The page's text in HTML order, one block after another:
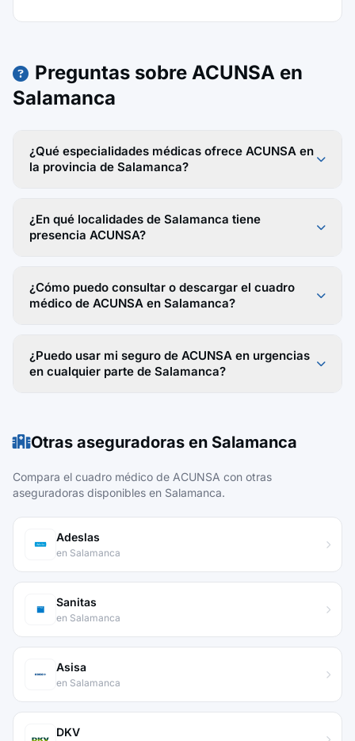
Preguntas sobre ACUNSA en
Salamanca
¿Qué especialidades médicas ofrece ACUNSA en
la provincia de Salamanca?
¿En qué localidades de Salamanca tiene
presencia ACUNSA?
¿Cómo puedo consultar o descargar el cuadro
médico de ACUNSA en Salamanca?
¿Puedo usar mi seguro de ACUNSA en urgencias
en cualquier parte de Salamanca?
Otras aseguradoras en Salamanca
Compara el cuadro médico de ACUNSA con otras
aseguradoras disponibles en Salamanca.
Adeslas
en Salamanca
Sanitas
en Salamanca
Asisa
en Salamanca
DKV